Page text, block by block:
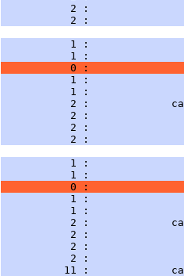
2 :
2 :
1 :
1 :
0 :
1 :
1 :
2 :
2 :
2 :
2 :
1 :
1 :
0 :
1 :
1 :
2 :
2 :
2 :
2 :
11 :